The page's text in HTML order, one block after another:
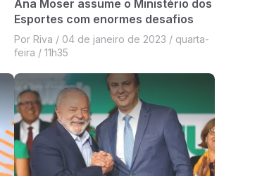
Ana Moser assume o Ministério dos
Esportes com enormes desafios
Por Riva / 04 de janeiro de 2023 / quarta-
feira / 11h35